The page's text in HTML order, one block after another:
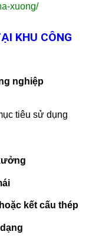
xuong/
KHU CÔNG
nghiệp
tiêu sử dụng
kết cấu thép